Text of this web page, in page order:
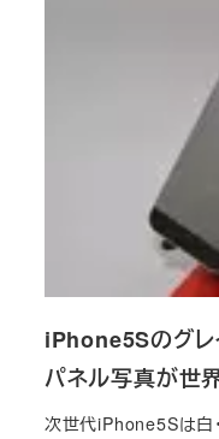
iPhone5Sのグレ
パネル写真が世
次世代iPhone5Sは白